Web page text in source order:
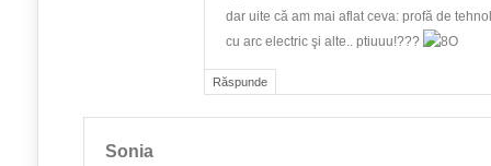
Răspunde
dar uite că am mai aflat ceva: profă de
cu arc electric şi alte.. ptiuuu!???
Sonia